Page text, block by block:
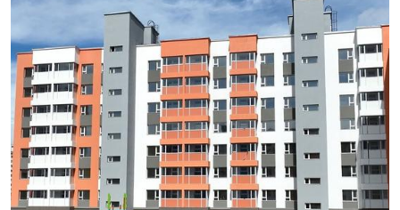
болон нийт хамт олондоо өргөн дэвшүүлж, хотол
олноороо, дэлгэр сайхан наадахыг хүсэн ерөөе.
“ТӨРИЙН ОРОН СУУЦНЫ КОРПОРАЦИ” ТӨХХК-
ийн Гүйцэтгэх захирал Б.ЛХАГВА-ОЧИР